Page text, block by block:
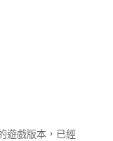
遊戲版本，已經